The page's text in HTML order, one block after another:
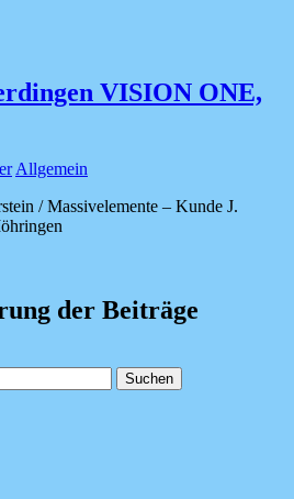
VISION ONE,
Allgemein
/ Massivelemente – Kunde J.
der Beiträge
Suchen